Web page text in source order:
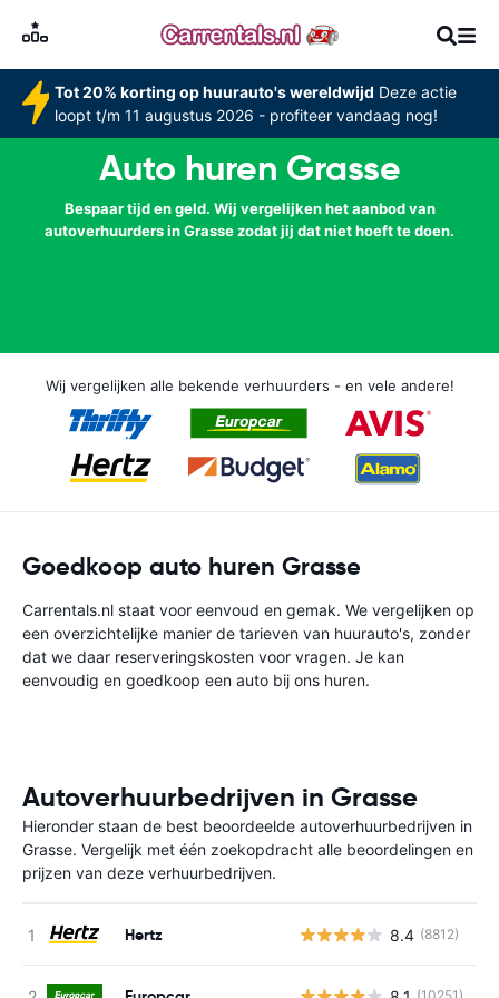
Tot 20% korting op huurauto's wereldwijd Deze actie
loopt t/m 11 augustus 2026 - profiteer vandaag nog!
Auto huren Grasse
Bespaar tijd en geld. Wij vergelijken het aanbod van
autoverhuurders in Grasse zodat jij dat niet hoeft te doen.
Wij vergelijken alle bekende verhuurders - en vele andere!
Goedkoop auto huren Grasse
Carrentals.nl staat voor eenvoud en gemak. We vergelijken op
een overzichtelijke manier de tarieven van huurauto's, zonder
dat we daar reserveringskosten voor vragen. Je kan
eenvoudig en goedkoop een auto bij ons huren.
Autoverhuurbedrijven in Grasse
Hieronder staan de best beoordeelde autoverhuurbedrijven in
Grasse. Vergelijk met één zoekopdracht alle beoordelingen en
prijzen van deze verhuurbedrijven.
Hertz 8.4 (8812)